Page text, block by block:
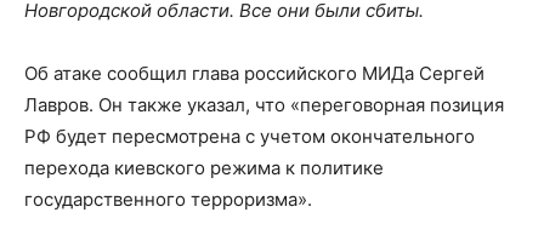
Новгородской области. Все они были сбиты.
Об атаке сообщил глава российского МИДа Сергей
Лавров. Он также указал, что «переговорная позиция
РФ будет пересмотрена с учетом окончательного
перехода киевского режима к политике
государственного терроризма».